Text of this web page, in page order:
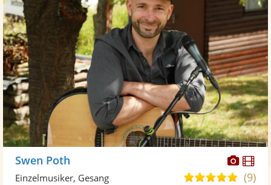
Swen Poth
5,0(9)
Einzelmusiker, Gesang